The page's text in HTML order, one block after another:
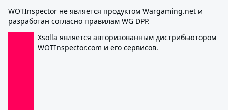
WOTInspector не является продуктом Wargaming.net и
разработан согласно правилам WG DPP.
Xsolla является авторизованным дистрибьютором
WOTInspector.com и его сервисов.